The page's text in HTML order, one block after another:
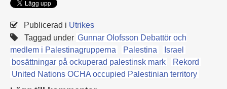
Publicerad i Utrikes
Taggad under Gunnar Olofsson Debattör och
medlem i Palestinagrupperna
Palestina
Israel
bosättningar på ockuperad palestinsk mark
Rekord
United Nations OCHA occupied Palestinian territory